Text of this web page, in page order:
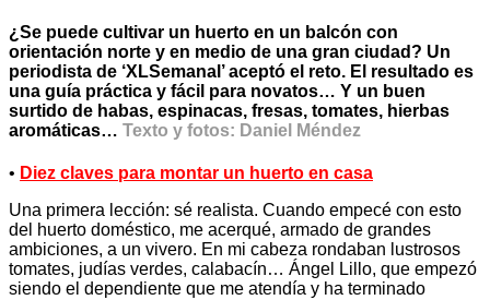
¿Se puede cultivar un huerto en un balcón con
orientación norte y en medio de una gran ciudad? Un
periodista de ‘XLSemanal’ aceptó el reto. El resultado es
una guía práctica y fácil para novatos… Y un buen
surtido de habas, espinacas, fresas, tomates, hierbas
aromáticas… Texto y fotos: Daniel Méndez
• Diez claves para montar un huerto en casa
Una primera lección: sé realista. Cuando empecé con esto
del huerto doméstico, me acerqué, armado de grandes
ambiciones, a un vivero. En mi cabeza rondaban lustrosos
tomates, judías verdes, calabacín… Ángel Lillo, que empezó
siendo el dependiente que me atendía y ha terminado